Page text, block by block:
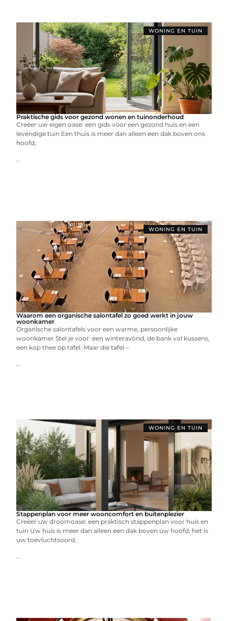
WONING EN TUIN
Praktische gids voor gezond wonen en tuinonderhoud
Creëer uw eigen oase: een gids voor een gezond huis en een
levendige tuin Een thuis is meer dan alleen een dak boven ons
hoofd;
...
WONING EN TUIN
Waarom een organische salontafel zo goed werkt in jouw
woonkamer
Organische salontafels voor een warme, persoonlijke
woonkamer Stel je voor: een winteravond, de bank vol kussens,
een kop thee op tafel. Maar die tafel –
...
WONING EN TUIN
Stappenplan voor meer wooncomfort en buitenplezier
Creëer uw droomoase: een praktisch stappenplan voor huis en
tuin Uw huis is meer dan alleen een dak boven uw hoofd; het is
uw toevluchtsoord,
...